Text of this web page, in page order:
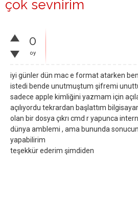
çok sevnirim
0
oy
iyi günler dün mac e format atarken
istedi bende unutmuştum şifremi
sadece apple kimliğini yazmam için
açılıyordu tekrardan başlattım
olan bir dosya çıkrı cmd r yapunca
dünya amblemi , ama bununda
yapabilirim
teşekkür ederim şimdiden